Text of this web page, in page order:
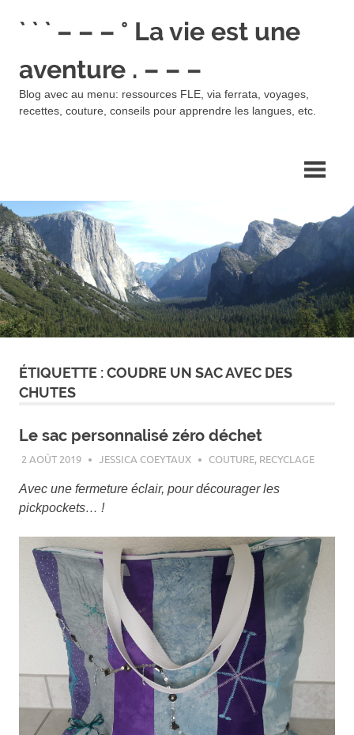
` ` ` – – – ° La vie est une
aventure . – – –
Blog avec au menu: ressources FLE, via ferrata, voyages,
recettes, couture, conseils pour apprendre les langues, etc.
ÉTIQUETTE :COUDRE UN SAC AVEC DES
CHUTES
Le sac personnalisé zéro déchet
2 AOÛT 2019 JESSICA COEYTAUX COUTURE, RECYCLAGE
Avec une fermeture éclair, pour décourager les
pickpockets… !